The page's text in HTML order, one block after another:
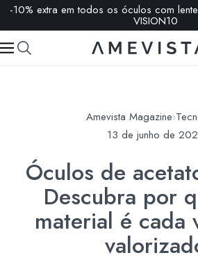
-10% extra em todos os óculos com
VISION10
Amevista Magazine›
13 de junho de
Óculos de
Descubra por
material é cada